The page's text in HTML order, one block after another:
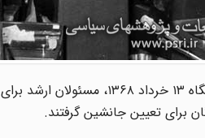
پس از رحلت امام خمینی در
برای تعیین جانشین گرفتند.